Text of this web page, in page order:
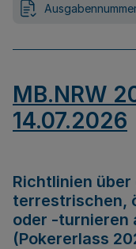
MB.NRW
14.07.2026
Richtlinien
terrestrischen,
oder -turnieren
(Pokererlass